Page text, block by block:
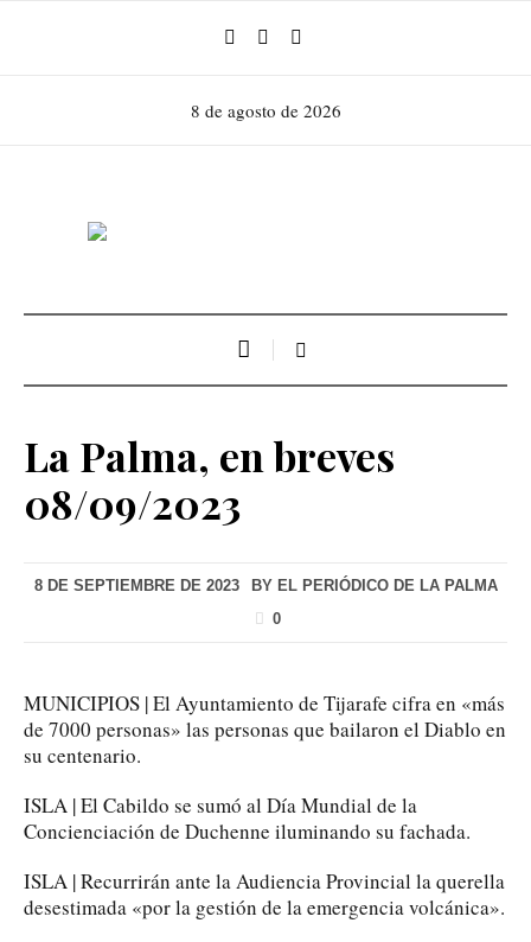
8 de agosto de 2026
La Palma, en breves
08/09/2023
8 DE SEPTIEMBRE DE 2023 BY EL PERIÓDICO DE LA PALMA
0
MUNICIPIOS | El Ayuntamiento de Tijarafe cifra en «más
de 7000 personas» las personas que bailaron el Diablo en
su centenario.
ISLA | El Cabildo se sumó al Día Mundial de la
Concienciación de Duchenne iluminando su fachada.
ISLA | Recurrirán ante la Audiencia Provincial la querella
desestimada «por la gestión de la emergencia volcánica».